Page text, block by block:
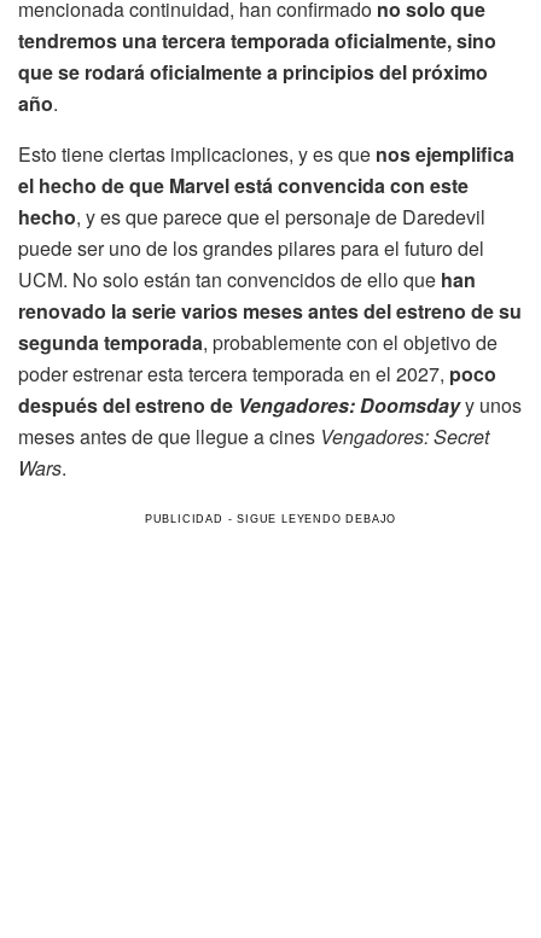
mencionada continuidad, han confirmado no solo que
tendremos una tercera temporada oficialmente, sino
que se rodará oficialmente a principios del próximo
año.
Esto tiene ciertas implicaciones, y es que nos ejemplifica
el hecho de que Marvel está convencida con este
hecho, y es que parece que el personaje de Daredevil
puede ser uno de los grandes pilares para el futuro del
UCM. No solo están tan convencidos de ello que han
renovado la serie varios meses antes del estreno de su
segunda temporada, probablemente con el objetivo de
poder estrenar esta tercera temporada en el 2027, poco
después del estreno de Vengadores: Doomsdayy unos
meses antes de que llegue a cines Vengadores: Secret
Wars.